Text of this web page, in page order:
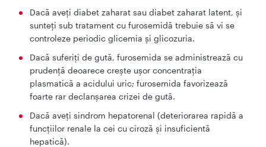
Dacă aveţi diabet zaharat sau diabet zaharat latent, şi
sunteţi sub tratament cu furosemidă trebuie să vi se
controleze periodic glicemia şi glicozuria.
Dacă suferiţi de gută, furosemida se administrează cu
prudenţă deoarece creşte uşor concentraţia
plasmatică a acidului uric; furosemida favorizează
foarte rar declanşarea crizei de gută.
Dacă aveţi sindrom hepatorenal (deteriorarea rapidă a
funcţiilor renale la cei cu ciroză şi insuficientă
hepatică).